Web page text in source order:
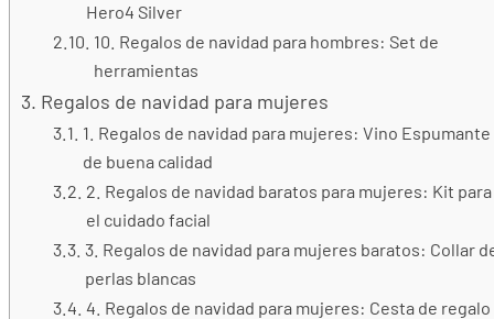
Hero4 Silver
10. Regalos de navidad para hombres: Set de
herramientas
Regalos de navidad para mujeres
1. Regalos de navidad para mujeres: Vino Espumante
de buena calidad
2. Regalos de navidad baratos para mujeres: Kit para
el cuidado facial
3. Regalos de navidad para mujeres baratos: Collar
perlas blancas
4. Regalos de navidad para mujeres: Cesta de regalo